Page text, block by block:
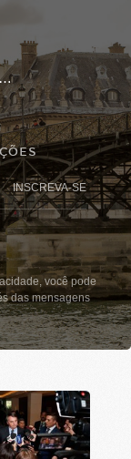
INSCREVA-SE
você pode
das mensagens